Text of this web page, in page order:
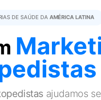
DE SAÚDE DA AMÉRICA LATINA
ajudamos